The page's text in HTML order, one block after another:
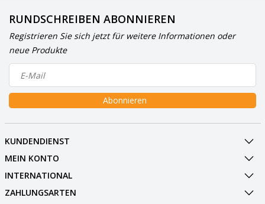
RUNDSCHREIBEN ABONNIEREN
Registrieren Sie sich jetzt für weitere Informationen oder
neue Produkte
Abonnieren
KUNDENDIENST
MEIN KONTO
INTERNATIONAL
ZAHLUNGSARTEN